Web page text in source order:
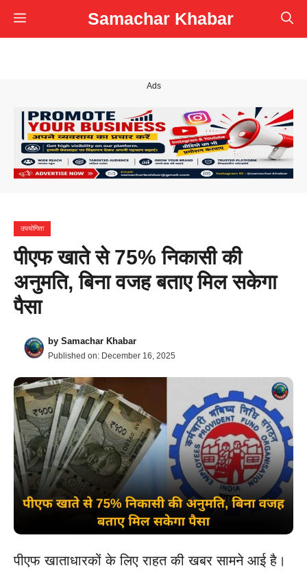
Skip
to
Samachar Khabar
Menu
Ads
उपयोगिता
पीएफ खाते से 75% निकासी की
अनुमति, बिना वजह बताए मिल सकेगा
पैसा
by Samachar Khabar
Published on: December 16, 2025
पीएफ खाताधारकों के लिए राहत की खबर सामने आई है।